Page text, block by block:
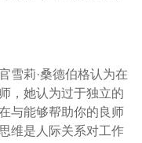
雪莉·桑德伯格认为在
，她认为过于独立的
与能够帮助你的良师
维是人际关系对工作